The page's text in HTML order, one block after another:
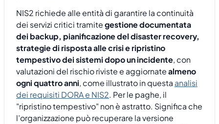
NIS2 richiede alle entità di garantire la continuità
dei servizi critici tramitegestione documentata
dei backup, pianificazione del disaster recovery,
strategie di risposta alle crisi e ripristino
tempestivo dei sistemi dopo un incidente, con
valutazioni del rischio riviste e aggiornatealmeno
ogni quattro anni, come illustrato in questa analisi
dei requisiti DORA e NIS2. Per le paghe, il
"ripristino tempestivo" non è astratto. Significa che
l’organizzazione può recuperare la versione